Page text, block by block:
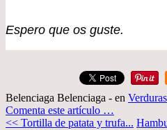
Espero que os guste.
Belenciaga Belenciaga - en
Comenta este artículo …
<< Tortilla de patata y trufa...